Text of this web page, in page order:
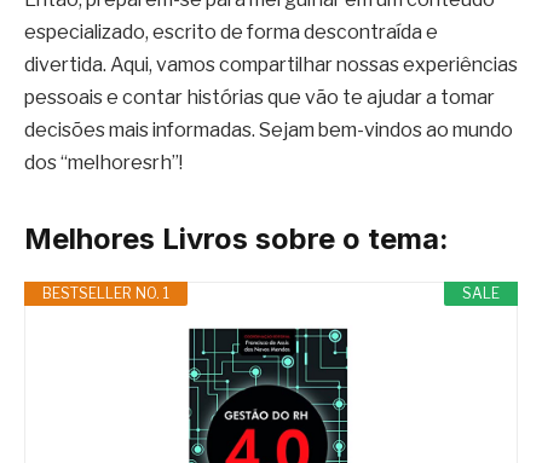
especializado, escrito de forma descontraída e
divertida. Aqui, vamos compartilhar nossas experiências
pessoais e contar histórias que vão te ajudar a tomar
decisões mais informadas. Sejam bem-vindos ao mundo
dos “melhoresrh”!
Melhores Livros sobre o tema:
SALE
BESTSELLER NO. 1